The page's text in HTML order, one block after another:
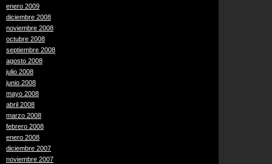
enero 2009
diciembre 2008
noviembre 2008
octubre 2008
septiembre 2008
agosto 2008
julio 2008
junio 2008
mayo 2008
abril 2008
marzo 2008
febrero 2008
enero 2008
diciembre 2007
noviembre 2007